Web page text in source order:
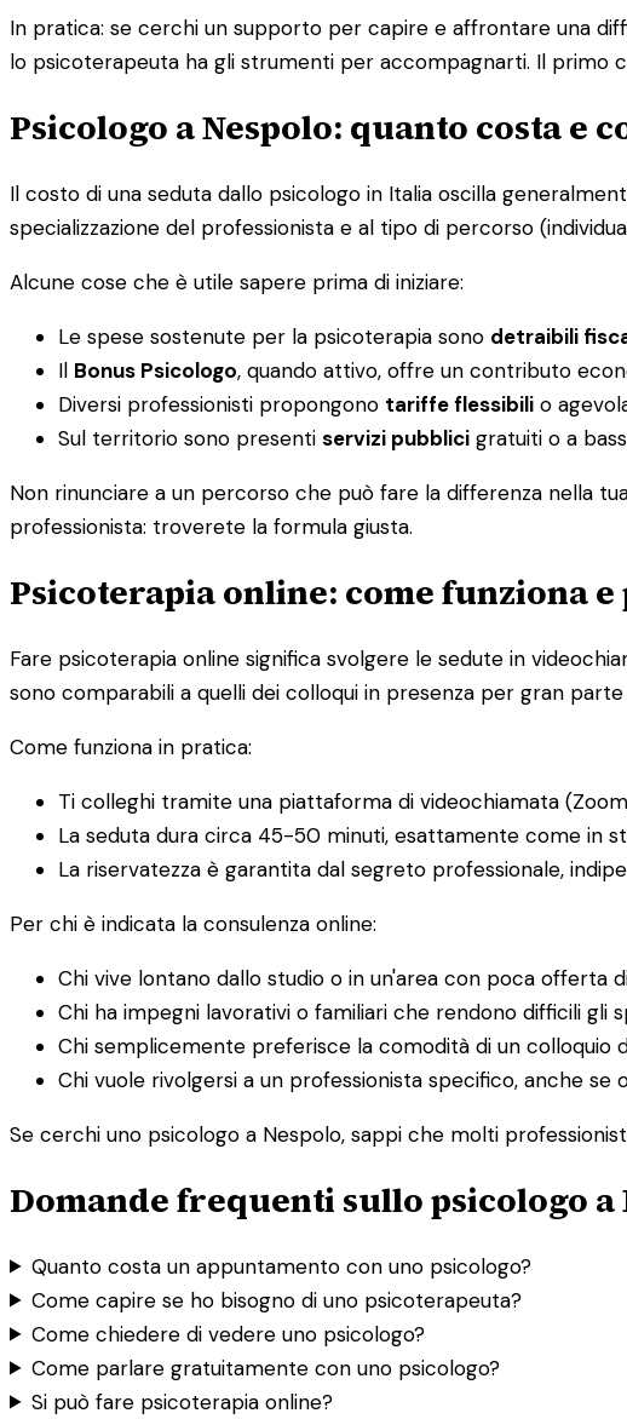
In pratica: se cerchi un supporto per capire e affrontare una
lo psicoterapeuta ha gli strumenti per accompagnarti. Il primo
Psicologo a Nespolo: quanto costa e
Il costo di una seduta dallo psicologo in Italia oscilla
specializzazione del professionista e al tipo di percorso
Alcune cose che è utile sapere prima di iniziare:
Le spese sostenute per la psicoterapia sono detraibili
Il Bonus Psicologo, quando attivo, offre un contributo
Diversi professionisti propongono tariffe flessibili o
Sul territorio sono presenti servizi pubblici gratuiti o a
Non rinunciare a un percorso che può fare la differenza nella
professionista: troverete la formula giusta.
Psicoterapia online: come funziona
Fare psicoterapia online significa svolgere le sedute in
sono comparabili a quelli dei colloqui in presenza per gran
Come funziona in pratica:
Ti colleghi tramite una piattaforma di videochiamata
La seduta dura circa 45-50 minuti, esattamente come in
La riservatezza è garantita dal segreto professionale,
Per chi è indicata la consulenza online:
Chi vive lontano dallo studio o in un'area con poca offerta
Chi ha impegni lavorativi o familiari che rendono difficili gli
Chi semplicemente preferisce la comodità di un colloquio
Chi vuole rivolgersi a un professionista specifico, anche se
Se cerchi uno psicologo a Nespolo, sappi che molti
Domande frequenti sullo psicologo a
Quanto costa un appuntamento con uno psicologo?
Come capire se ho bisogno di uno psicoterapeuta?
Come chiedere di vedere uno psicologo?
Come parlare gratuitamente con uno psicologo?
Si può fare psicoterapia online?